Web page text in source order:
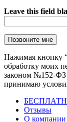
Leave this field
Нажимая кнопку
обработку моих
законом №152-ФЗ
принимаю
Отзывы
О компании